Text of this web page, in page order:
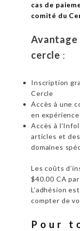
cas de
comité du
Avantage
cercle :
Inscription
Cercle
Accès à une
en expérience
Accès à
articles et
domaines
Les coûts
$40.00 CA
L’adhésion
compter de
Pour